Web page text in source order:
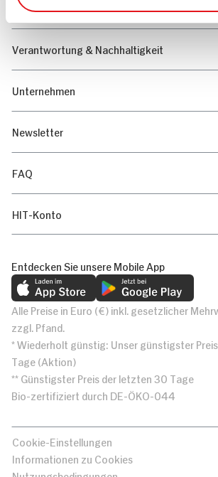
Unser Magazin
Verantwortung & Nachhaltigkeit
Unternehmen
Newsletter
FAQ
HIT-Konto
Entdecken Sie unsere Mobile App
Alle Preise in Euro (€) inkl. gesetzlicher
zzgl. Pfand.
* Wiederholt günstig: Unser günstigster
Tage (Aktion)
** Günstigster Preis der letzten 30 Tage
Bio-zertifiziert durch DE-ÖKO-044
Cookie-Einstellungen
Informationen zu Cookies